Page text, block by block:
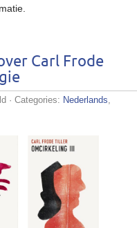
Carl Frode
voor
Carl
Frode
Tillers
Omcirkelingtrilogie
· Categories: Nederlands,